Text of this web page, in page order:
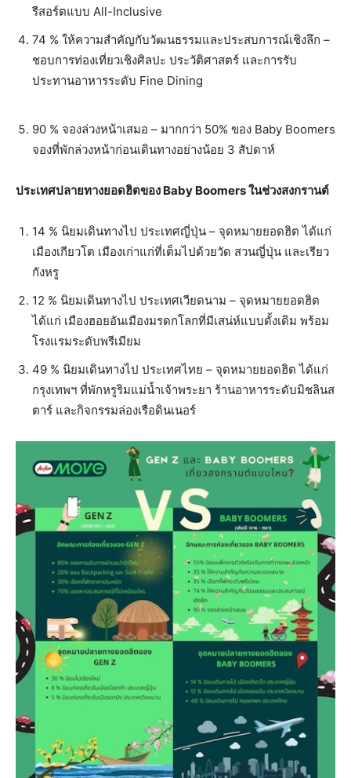
รีสอร์ตแบบ All-Inclusive
74 % ให้ความสำคัญกับวัฒนธรรมและประสบการณ์เชิงลึก –
ชอบการท่องเที่ยวเชิงศิลปะ ประวัติศาสตร์ และการรับ
ประทานอาหารระดับ Fine Dining
90 % จองล่วงหน้าเสมอ – มากกว่า 50% ของ Baby Boomers
จองที่พักล่วงหน้าก่อนเดินทางอย่างน้อย 3 สัปดาห์
ประเทศปลายทางยอดฮิตของ Baby Boomersในช่วงสงกรานต์
14 % นิยมเดินทางไป ประเทศญี่ปุ่น – จุดหมายยอดฮิต ได้แก่
เมืองเกียวโต เมืองเก่าแก่ที่เต็มไปด้วยวัด สวนญี่ปุ่น และเรียว
กังหรู
12 % นิยมเดินทางไป ประเทศเวียดนาม – จุดหมายยอดฮิต
ได้แก่ เมืองฮอยอันเมืองมรดกโลกที่มีเสน่ห์แบบดั้งเดิม พร้อม
โรงแรมระดับพรีเมียม
49 % นิยมเดินทางไป ประเทศไทย – จุดหมายยอดฮิต ได้แก่
กรุงเทพฯ ที่พักหรูริมแม่น้ำเจ้าพระยา ร้านอาหารระดับมิชลินส
ตาร์ และกิจกรรมล่องเรือดินเนอร์